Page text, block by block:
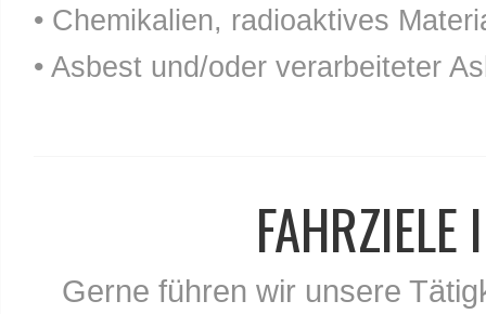
• Chemikalien, radioaktives
• Asbest und/oder verarbeiteter
Gerne führen wir unsere